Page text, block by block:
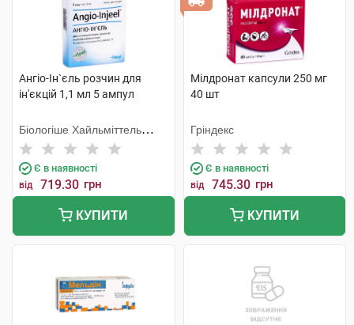
Ангіо-Ін`єль розчин для
ін'єкцій 1,1 мл 5 ампул
Біологіше Хайльміттель
Хеель
Є в наявності
від 719.30 грн
КУПИТИ
Мілдронат капсули 250 мг
40 шт
Гріндекс
Є в наявності
від 745.30 грн
КУПИТИ